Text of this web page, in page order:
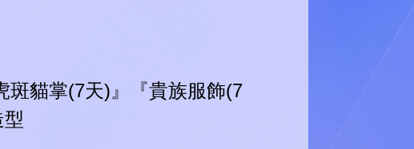
貓掌(7天)』『貴族服飾(7